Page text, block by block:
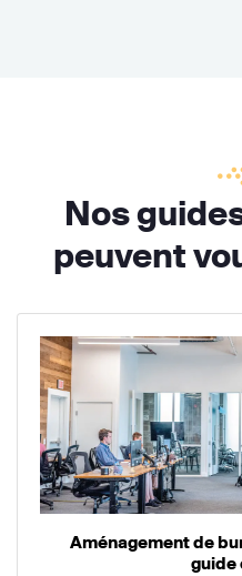
Nos
peuvent
Aménagement de
guide